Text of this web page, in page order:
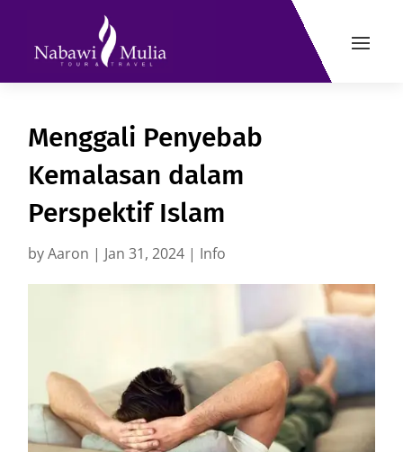
Menggali Penyebab
Kemalasan dalam
Perspektif Islam
byAaron | Jan 31, 2024 | Info